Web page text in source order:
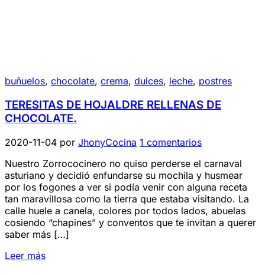
buñuelos, chocolate, crema, dulces, leche, postres
TERESITAS DE HOJALDRE RELLENAS DE
CHOCOLATE.
2020-11-04 por JhonyCocina 1 comentarios
Nuestro Zorrococinero no quiso perderse el carnaval
asturiano y decidió enfundarse su mochila y husmear
por los fogones a ver si podía venir con alguna receta
tan maravillosa como la tierra que estaba visitando. La
calle huele a canela, colores por todos lados, abuelas
cosiendo “chapines” y conventos que te invitan a querer
saber más […]
Leer más